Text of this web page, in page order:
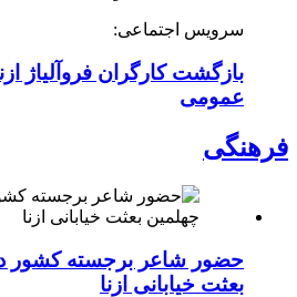
سرویس اجتماعی:
بازگشت کارگران فروآلیاژ
عمومی
فرهنگی
حضور شاعر برجسته کشور
بعثت خیابانی ازنا